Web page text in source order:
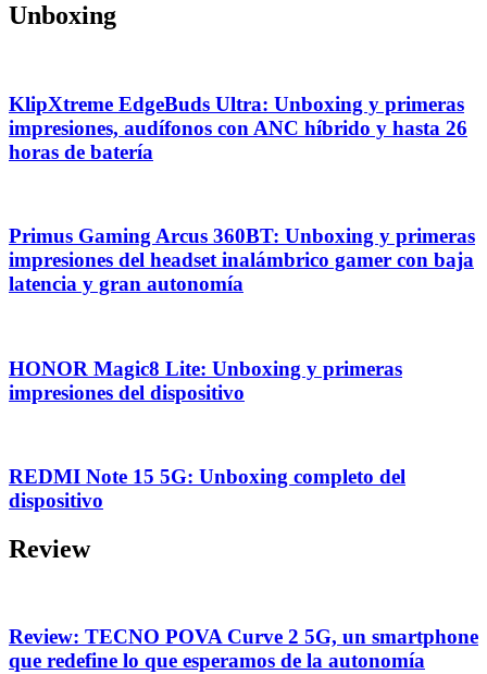
Unboxing
KlipXtreme EdgeBuds Ultra: Unboxing y primeras
impresiones, audífonos con ANC híbrido y hasta 26
horas de batería
Primus Gaming Arcus 360BT: Unboxing y primeras
impresiones del headset inalámbrico gamer con baja
latencia y gran autonomía
HONOR Magic8 Lite: Unboxing y primeras
impresiones del dispositivo
REDMI Note 15 5G: Unboxing completo del
dispositivo
Review
Review: TECNO POVA Curve 2 5G, un smartphone
que redefine lo que esperamos de la autonomía